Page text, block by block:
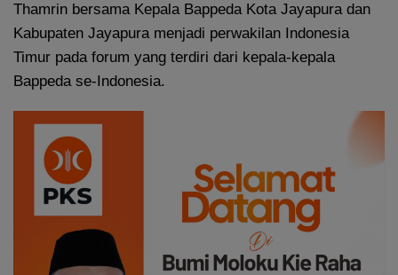
Thamrin bersama Kepala Bappeda Kota Jayapura dan
Kabupaten Jayapura menjadi perwakilan Indonesia
Timur pada forum yang terdiri dari kepala-kepala
Bappeda se-Indonesia.